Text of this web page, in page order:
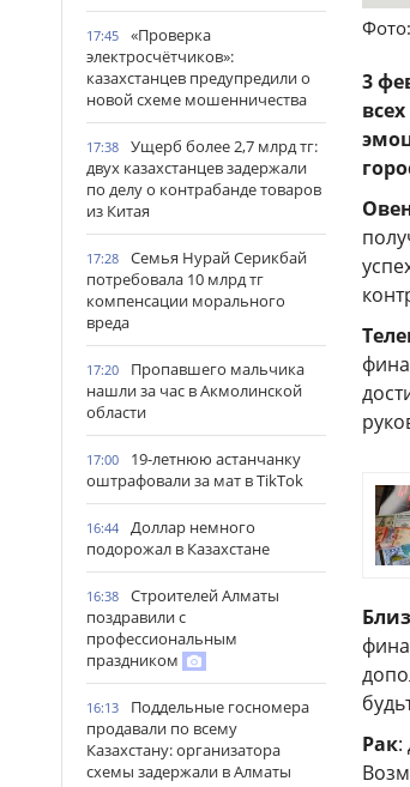
17:45
«Проверка
электросчётчиков»:
казахстанцев предупредили о
новой схеме мошенничества
17:38
Ущерб более 2,7 млрд тг:
двух казахстанцев задержали
по делу о контрабанде товаров
из Китая
17:28
Семья Нурай Серикбай
потребовала 10 млрд тг
компенсации морального
вреда
17:20
Пропавшего мальчика
нашли за час в Акмолинской
области
17:00
19-летнюю астанчанку
оштрафовали за мат в TikTok
16:44
Доллар немного
подорожал в Казахстане
16:38
Строителей Алматы
поздравили с
профессиональным
праздником
16:13
Поддельные госномера
продавали по всему
Казахстану: организатора
схемы задержали в Алматы
3
Рак: